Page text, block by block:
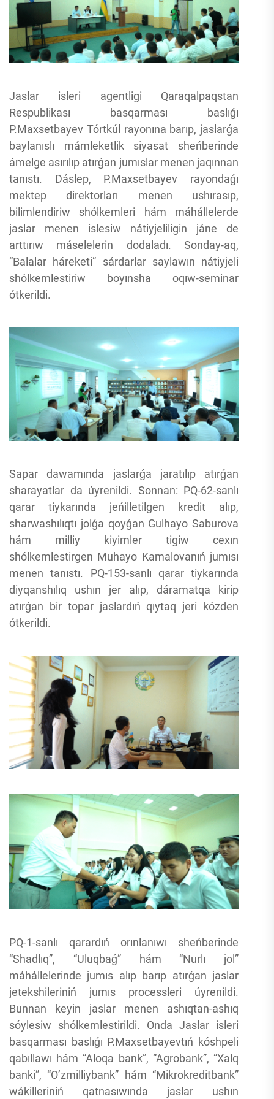
Jaslar isleri agentligi Qaraqalpaqstan
Respublikası basqarması baslıǵı
P.Maxsetbayev Tórtkúl rayonına barıp, jaslarǵa
baylanıslı mámleketlik siyasat sheńberinde
ámelge asırılıp atırǵan jumıslar menen jaqınnan
tanıstı. Dáslep, P.Maxsetbayev rayondaǵı
mektep direktorları menen ushırasıp,
bilimlendiriw shólkemleri hám máhállelerde
jaslar menen islesiw nátiyjeliligin jáne de
arttırıw máselelerin dodaladı. Sonday-aq,
“Balalar háreketi” sárdarlar saylawın nátiyjeli
shólkemlestiriw boyınsha oqıw-seminar
ótkerildi.
Sapar dawamında jaslarǵa jaratılıp atırǵan
sharayatlar da úyrenildi. Sonnan: PQ-62-sanlı
qarar tiykarında jeńilletilgen kredit alıp,
sharwashılıqtı jolǵa qoyǵan Gulhayo Saburova
hám milliy kiyimler tigiw cexın
shólkemlestirgen Muhayo Kamalovanıń jumısı
menen tanıstı. PQ-153-sanlı qarar tiykarında
diyqanshılıq ushın jer alıp, dáramatqa kirip
atırǵan bir topar jaslardıń qıytaq jeri kózden
ótkerildi.
PQ-1-sanlı qarardıń orınlanıwı sheńberinde
“Shadlıq”, “Uluqbaǵ” hám “Nurlı jol”
máhállelerinde jumıs alıp barıp atırǵan jaslar
jetekshileriniń jumıs processleri úyrenildi.
Bunnan keyin jaslar menen ashıqtan-ashıq
sóylesiw shólkemlestirildi. Onda Jaslar isleri
basqarması baslıǵı P.Maxsetbayevtıń kóshpeli
qabıllawı hám “Aloqa bank”, “Agrobank”, “Xalq
banki”, “O’zmilliybank” hám “Mikrokreditbank”
wákilleriniń qatnasıwında jaslar ushın